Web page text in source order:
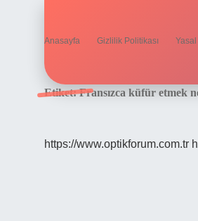
Anasayfa Gizlilik Politikası Yasal
Etiket:Fransızca küfür etmek
https://www.optikforum.com.tr